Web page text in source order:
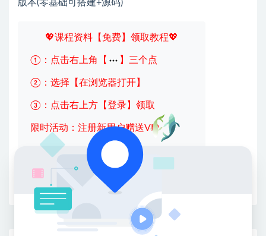
💖课程资料【免费】领取教程💖
①：点击右上角【 】三个点
②：选择【在浏览器打开】
③：点击右上方【登录】领取
限时活动：注册新用户赠送VIP
收藏 链接